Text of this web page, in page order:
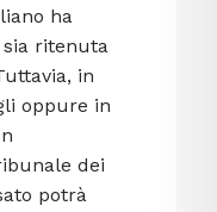
ha
sia ritenuta
in
oppure in
dei
potrà